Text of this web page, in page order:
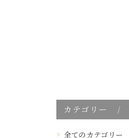
カテゴリー
全てのカテゴリー